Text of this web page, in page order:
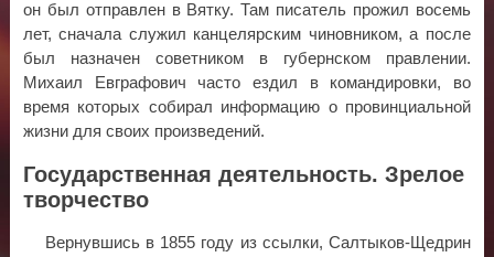
он был отправлен в Вятку. Там писатель прожил восемь
лет, сначала служил канцелярским чиновником, а после
был назначен советником в губернском правлении.
Михаил Евграфович часто ездил в командировки, во
время которых собирал информацию о провинциальной
жизни для своих произведений.
Государственная деятельность. Зрелое
творчество
Вернувшись в 1855 году из ссылки, Салтыков-Щедрин